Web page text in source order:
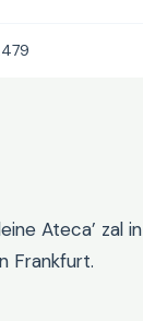
Ateca’ zal in
Frankfurt.